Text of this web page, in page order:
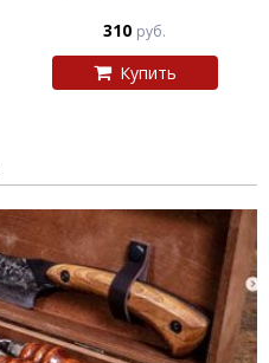
310 руб.
Купить